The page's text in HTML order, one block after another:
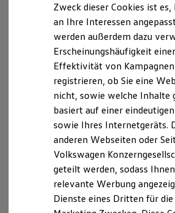
Laden
Laden unterwegs
Laden Zuhause
Ladezeitensimulator
Batterie
Sicherheit
Garantie und
Nachhaltigkeit
Technologie
Kosten und Kauf
Verbrauchskosten
Kaufoptionen
E-Auto-Förderung
Software und Konnektivität
Die ID. Software 6
ID. Software Versionen
Digitale Extras
Schnittstellen zu Ihrem
Fahrzeugangebot
Servicetermin buchen
Serviceanfrage stellen
Zweck dieser Cookies ist
an Ihre Interessen
werden außerdem dazu
Erscheinungshäufigkeit
Effektivität von Kampagnen
registrieren, ob Sie eine
nicht, sowie welche Inhalte
basiert auf einer
sowie Ihres Internetgeräts.
anderen Webseiten oder
Volkswagen
geteilt werden, sodass
relevante Werbung
Dienste eines Dritten für